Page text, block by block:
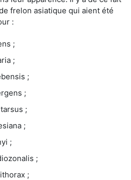
frelon asiatique qui aient été
:
;
;
;
;
;
;
;
;
;